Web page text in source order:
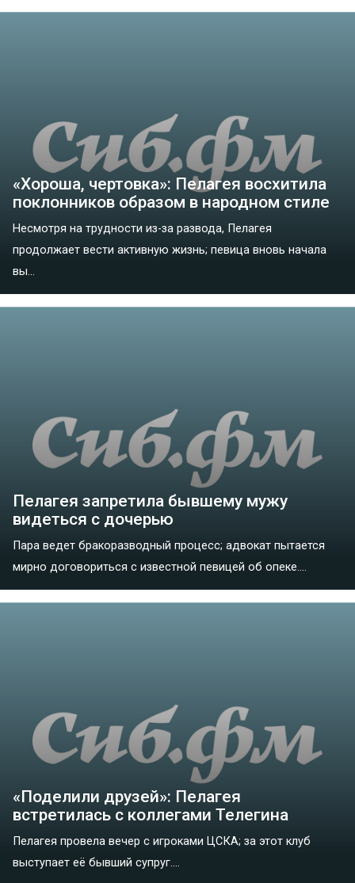
«Хороша, чертовка»: Пелагея восхитила
поклонников образом в народном стиле
Несмотря на трудности из-за развода, Пелагея
продолжает вести активную жизнь; певица вновь начала
вы...
Пелагея запретила бывшему мужу
видеться с дочерью
Пара ведет бракоразводный процесс; адвокат пытается
мирно договориться с известной певицей об опеке....
«Поделили друзей»: Пелагея
встретилась с коллегами Телегина
Пелагея провела вечер с игроками ЦСКА; за этот клуб
выступает её бывший супруг....